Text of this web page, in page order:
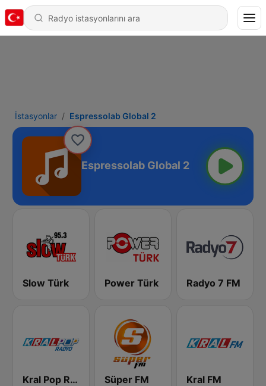
İstasyonlar Espressolab Global 2
Espressolab Global 2
Slow Türk Power Türk Radyo 7 FM
Kral Pop Radyo Süper FM Kral FM